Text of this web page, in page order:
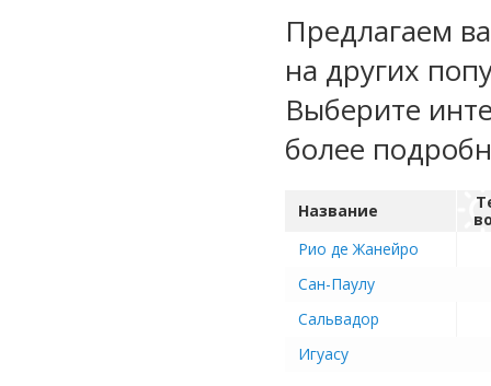
Предлагаем
на других
Выберите
более
Название
Рио де Жанейро
Сан-Паулу
Сальвадор
Игуасу